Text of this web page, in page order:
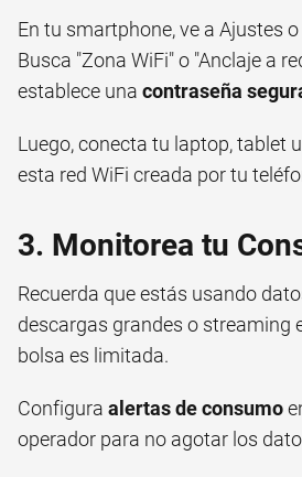
En tu smartphone, ve a Ajustes
Busca "Zona WiFi" o "Anclaje a
establece una contraseña
Luego, conecta tu laptop, tablet
esta red WiFi creada por tu
3. Monitorea tu
Recuerda que estás usando
descargas grandes o streaming
bolsa es limitada.
Configura alertas de consumo
operador para no agotar los